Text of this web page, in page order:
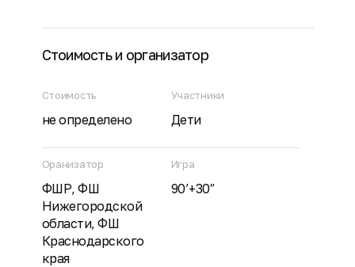
Стоимость и организатор
Стоимость
не определено
Участники
Дети
Оранизатор
ФШР, ФШ
Нижегородской
области, ФШ
Краснодарского
края
Игра
90’+30″